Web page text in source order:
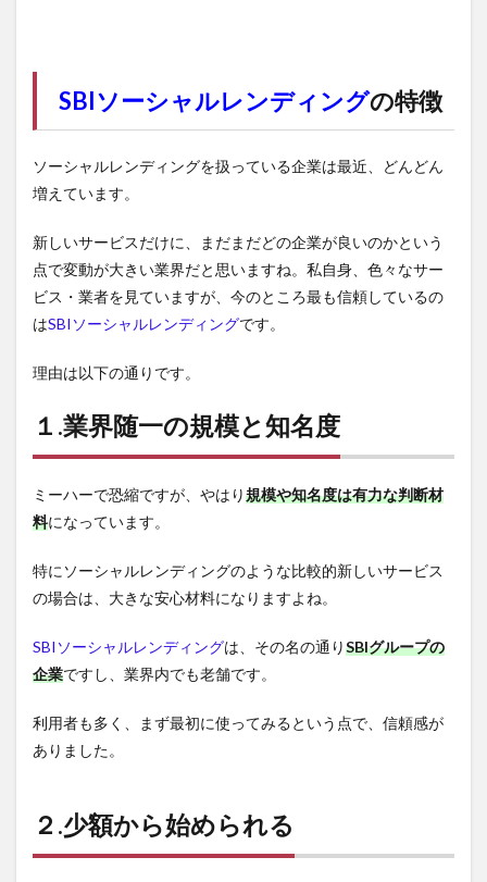
SBIソーシャルレンディングの特徴
ソーシャルレンディングを扱っている企業は最近、どんどん
増えています。
新しいサービスだけに、まだまだどの企業が良いのかという
点で変動が大きい業界だと思いますね。私自身、色々なサー
ビス・業者を見ていますが、今のところ最も信頼しているの
はSBIソーシャルレンディングです。
理由は以下の通りです。
１.業界随一の規模と知名度
ミーハーで恐縮ですが、やはり規模や知名度は有力な判断材
料になっています。
特にソーシャルレンディングのような比較的新しいサービス
の場合は、大きな安心材料になりますよね。
SBIソーシャルレンディングは、その名の通りSBIグループの
企業ですし、業界内でも老舗です。
利用者も多く、まず最初に使ってみるという点で、信頼感が
ありました。
２.少額から始められる